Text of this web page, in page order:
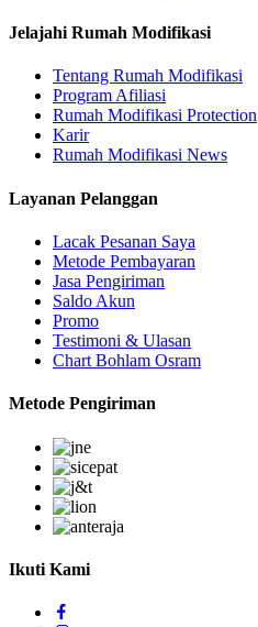
Jelajahi Rumah Modifikasi
Tentang Rumah Modifikasi
Program Afiliasi
Rumah Modifikasi Protection
Karir
Rumah Modifikasi News
Layanan Pelanggan
Lacak Pesanan Saya
Metode Pembayaran
Jasa Pengiriman
Saldo Akun
Promo
Testimoni & Ulasan
Chart Bohlam Osram
Metode Pengiriman
Ikuti Kami